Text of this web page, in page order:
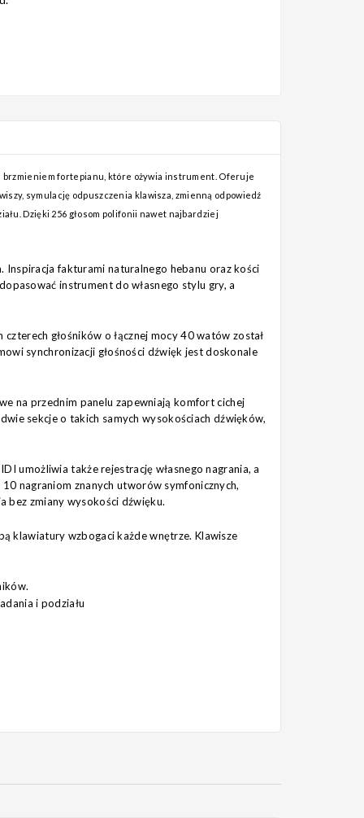
brzmieniem fortepianu, które ożywia instrument. Oferuje
symulację odpuszczenia klawisza, zmienną odpowiedź
Dzięki 256 głosom polifonii nawet najbardziej
fakturami naturalnego hebanu oraz kości
instrument do własnego stylu gry, a
głośników o łącznej mocy 40 watów został
synchronizacji głośności dźwięk jest doskonale
na przednim panelu zapewniają komfort cichej
sekcje o takich samych wysokościach dźwięków,
umożliwia także rejestrację własnego nagrania, a
nagraniom znanych utworów symfonicznych,
bez zmiany wysokości dźwięku.
klawiatury wzbogaci każde wnętrze. Klawisze
i podziału